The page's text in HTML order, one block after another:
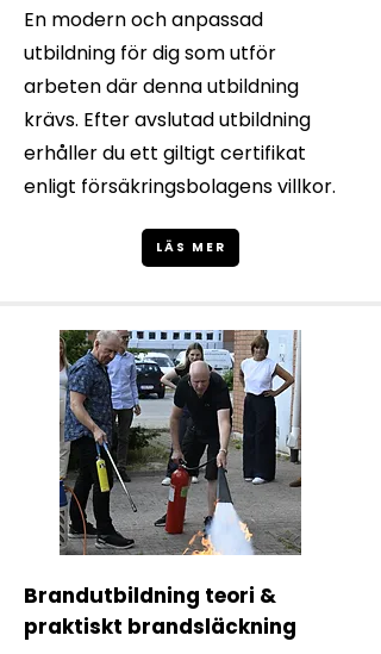
En modern och anpassad
utbildning för dig som utför
arbeten där denna utbildning
krävs. Efter avslutad utbildning
erhåller du ett giltigt certifikat
enligt försäkringsbolagens villkor.
LÄS MER
Brandutbildning teori &
praktiskt brandsläckning